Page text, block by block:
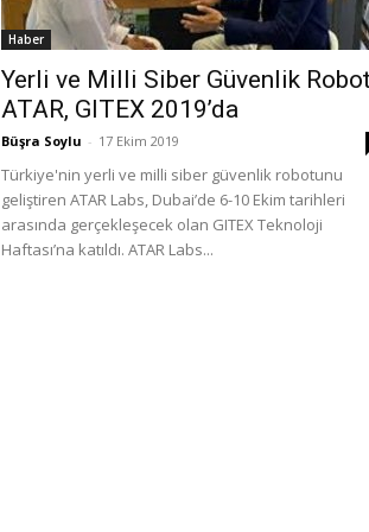
Haber
Yerli ve Milli Siber Güvenlik
ATAR, GITEX 2019’da
Büşra Soylu - 17 Ekim 2019
Türkiye'nin yerli ve milli siber güvenlik robotunu
geliştiren ATAR Labs, Dubai’de 6-10 Ekim tarihleri
arasında gerçekleşecek olan GITEX Teknoloji
Haftası’na katıldı. ATAR Labs...